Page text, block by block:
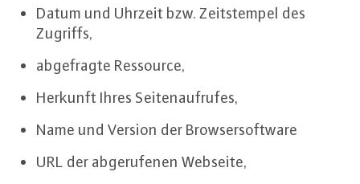
Datum und Uhrzeit bzw. Zeits­tem­pel des
Zugriffs,
ab­ge­frag­te Ressource,
Herkunft Ihres Sei­ten­auf­ru­fes,
Name und Version der Brow­ser­soft­ware
URL der ab­ge­ru­fe­nen Webseite,